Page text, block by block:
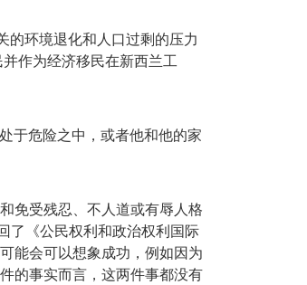
环境退化和人口过剩的压力
作为经济移民在新西兰工
于危险之中，或者他和他的家
免受残忍、不人道或有辱人格
了《公民权利和政治权利国际
能会可以想象成功，例如因为
的事实而言，这两件事都没有